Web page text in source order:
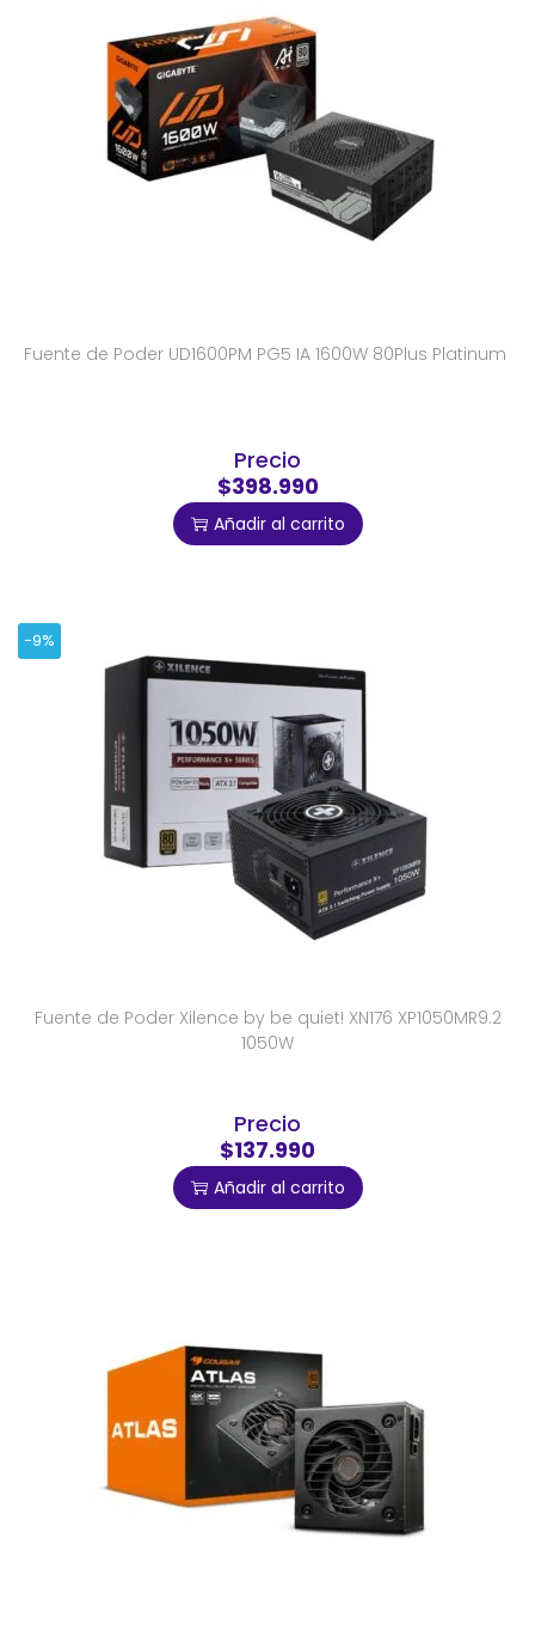
Fuente de Poder UD1600PM PG5 IA 1600W 80Plus Platinum
Precio
$398.990
Añadir al carrito
-9%
Fuente de Poder Xilence by be quiet! XN176 XP1050MR9.2
1050W
Precio
$137.990
Añadir al carrito